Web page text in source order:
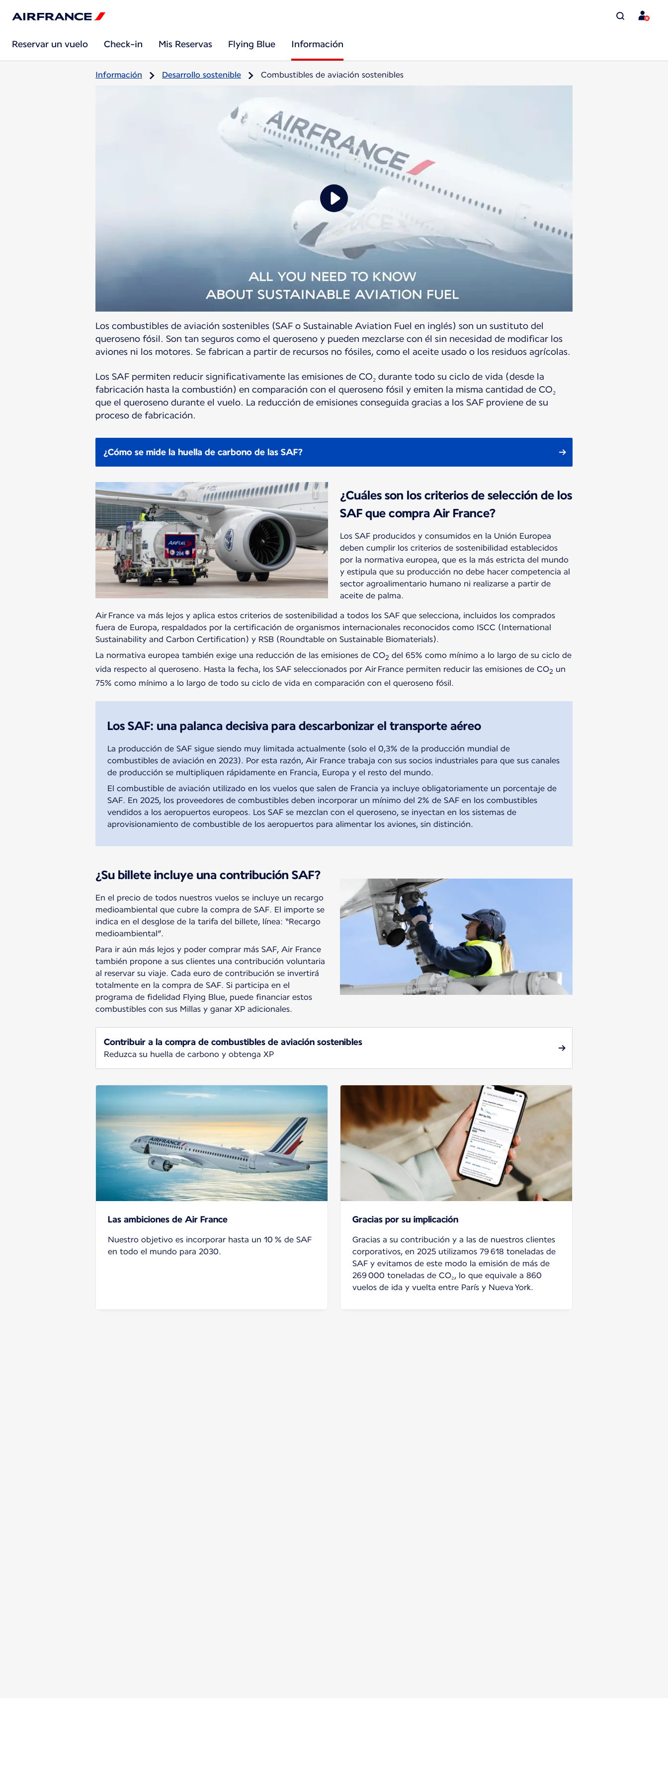
Reservar un vuelo Check-in Mis Reservas Flying Blue Información
Información Desarrollo sostenible Combustibles de aviación sostenibles
Los combustibles de aviación sostenibles (SAF o Sustainable Aviation Fuel en inglés) son un sustituto del
queroseno fósil. Son tan seguros como el queroseno y pueden mezclarse con él sin necesidad de modificar los
aviones ni los motores. Se fabrican a partir de recursos no fósiles, como el aceite usado o los residuos agrícolas.
Los SAF permiten reducir significativamente las emisiones de CO₂ durante todo su ciclo de vida (desde la
fabricación hasta la combustión) en comparación con el queroseno fósil y emiten la misma cantidad de CO₂
que el queroseno durante el vuelo. La reducción de emisiones conseguida gracias a los SAF proviene de su
proceso de fabricación.
¿Cómo se mide la huella de carbono de las SAF?
¿Cuáles son los criterios de selección de los
SAF que compra Air France?
Los SAF producidos y consumidos en la Unión Europea
deben cumplir los criterios de sostenibilidad establecidos
por la normativa europea, que es la más estricta del mundo
y estipula que su producción no debe hacer competencia al
sector agroalimentario humano ni realizarse a partir de
aceite de palma.
Air France va más lejos y aplica estos criterios de sostenibilidad a todos los SAF que selecciona, incluidos los comprados
fuera de Europa, respaldados por la certificación de organismos internacionales reconocidos como ISCC (International
Sustainability and Carbon Certification) y RSB (Roundtable on Sustainable Biomaterials).
La normativa europea también exige una reducción de las emisiones de CO2 del 65% como mínimo a lo largo de su ciclo de
vida respecto al queroseno. Hasta la fecha, los SAF seleccionados por Air France permiten reducir las emisiones de CO2 un
75% como mínimo a lo largo de todo su ciclo de vida en comparación con el queroseno fósil.
Los SAF: una palanca decisiva para descarbonizar el transporte aéreo
La producción de SAF sigue siendo muy limitada actualmente (solo el 0,3% de la producción mundial de
combustibles de aviación en 2023). Por esta razón, Air France trabaja con sus socios industriales para que sus canales
de producción se multipliquen rápidamente en Francia, Europa y el resto del mundo.
El combustible de aviación utilizado en los vuelos que salen de Francia ya incluye obligatoriamente un porcentaje de
SAF. En 2025, los proveedores de combustibles deben incorporar un mínimo del 2% de SAF en los combustibles
vendidos a los aeropuertos europeos. Los SAF se mezclan con el queroseno, se inyectan en los sistemas de
aprovisionamiento de combustible de los aeropuertos para alimentar los aviones, sin distinción.
¿Su billete incluye una contribución SAF?
En el precio de todos nuestros vuelos se incluye un recargo
medioambiental que cubre la compra de SAF. El importe se
indica en el desglose de la tarifa del billete, línea: “Recargo
medioambiental”.
Para ir aún más lejos y poder comprar más SAF, Air France
también propone a sus clientes una contribución voluntaria
al reservar su viaje. Cada euro de contribución se invertirá
totalmente en la compra de SAF. Si participa en el
programa de fidelidad Flying Blue, puede financiar estos
combustibles con sus Millas y ganar XP adicionales.
Contribuir a la compra de combustibles de aviación sostenibles
Reduzca su huella de carbono y obtenga XP
Las ambiciones de Air France
Nuestro objetivo es incorporar hasta un 10 % de SAF
en todo el mundo para 2030.
Gracias por su implicación
Gracias a su contribución y a las de nuestros clientes
corporativos, en 2025 utilizamos 79 618 toneladas de
SAF y evitamos de este modo la emisión de más de
269 000 toneladas de CO₂, lo que equivale a 860
vuelos de ida y vuelta entre París y Nueva York.